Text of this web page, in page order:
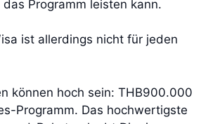
das Programm leisten kann.
ist allerdings nicht für jeden
können hoch sein: THB900.000
Programm. Das hochwertigste